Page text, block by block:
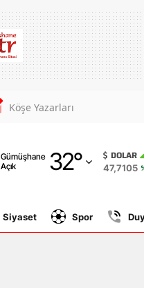
Köşe Yazarları
Gümüşhane
Açık
32°
Adana
Adıyaman
Amasya
Antalya
DOLAR
47,7105
Siyaset Spor